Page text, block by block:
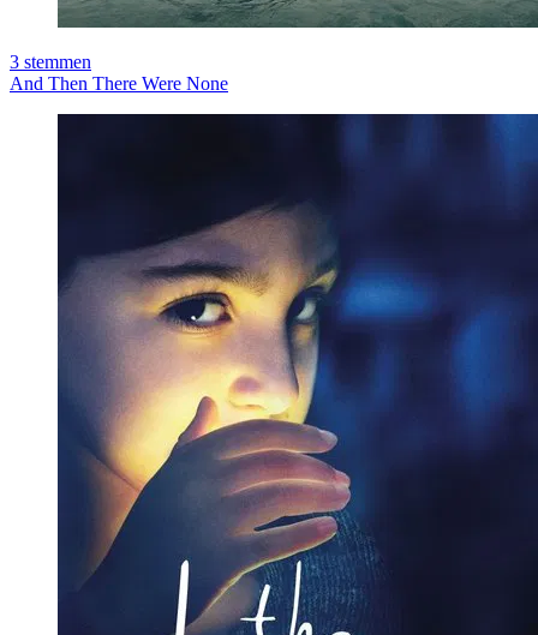
3 stemmen
And Then There Were None